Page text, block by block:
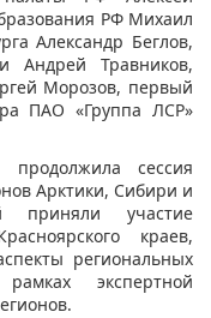
РФ Михаил
Александр Беглов,
Андрей Травников,
Морозов, первый
ПАО «Группа ЛСР»
продолжила сессия
Арктики, Сибири и
приняли участие
краев,
региональных
экспертной